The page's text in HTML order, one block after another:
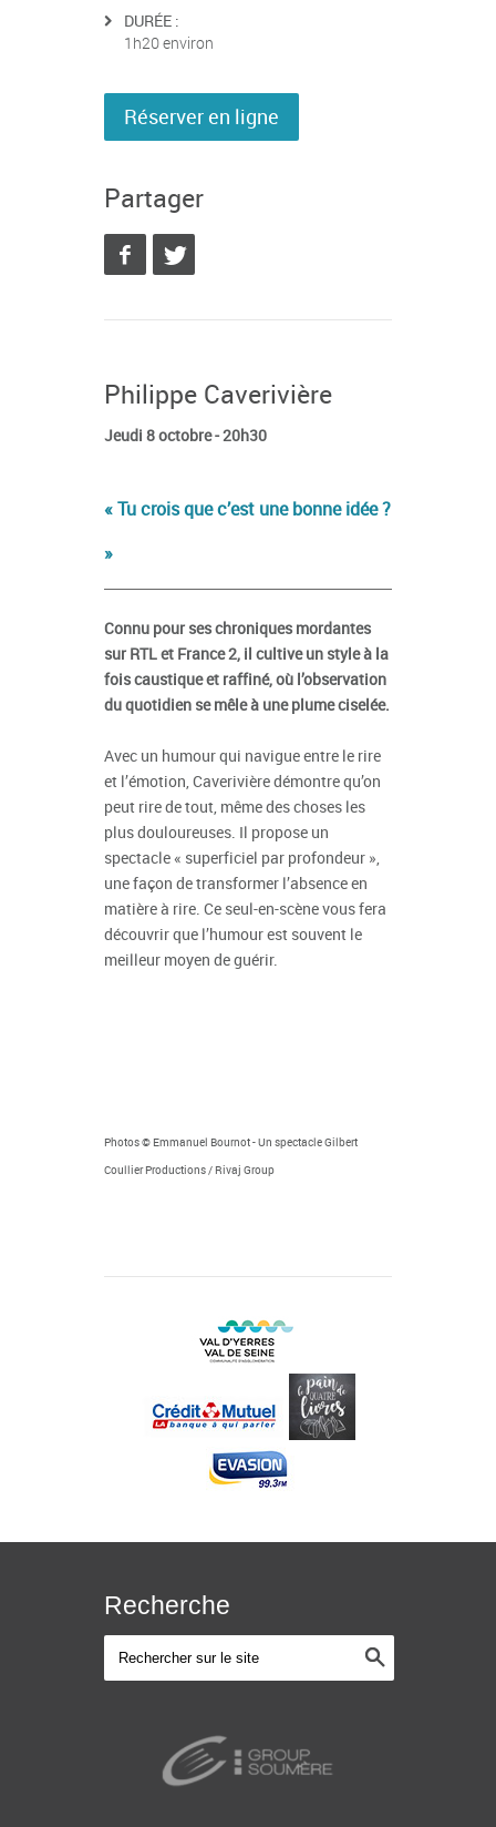
DURÉE :
1h20 environ
Réserver en ligne
Partager
Philippe Caverivière
Jeudi 8 octobre - 20h30
« Tu crois que c’est une bonne idée ?
»
Connu pour ses chroniques mordantes
sur RTL et France 2, il cultive un style à la
fois caustique et raffiné, où l’observation
du quotidien se mêle à une plume ciselée.
Avec un humour qui navigue entre le rire
et l’émotion, Caverivière démontre qu’on
peut rire de tout, même des choses les
plus douloureuses. Il propose un
spectacle « superficiel par profondeur »,
une façon de transformer l’absence en
matière à rire. Ce seul-en-scène vous fera
découvrir que l’humour est souvent le
meilleur moyen de guérir.
Photos © Emmanuel Bournot - Un spectacle Gilbert
Coullier Productions / Rivaj Group
Recherche